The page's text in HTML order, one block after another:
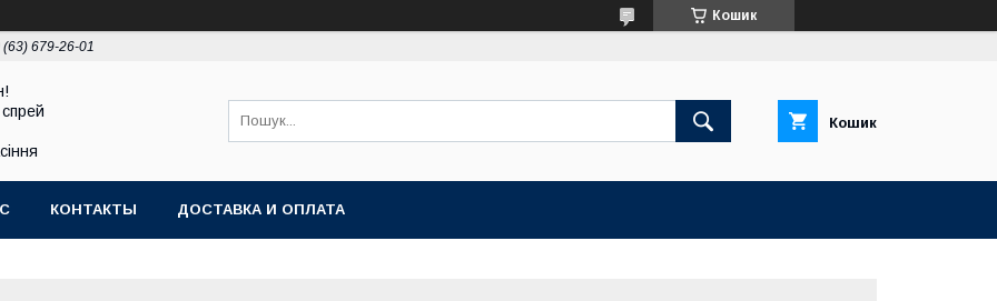
Кошик
(63) 679-26-01
Кошик
КОНТАКТЫ ДОСТАВКА И ОПЛАТА